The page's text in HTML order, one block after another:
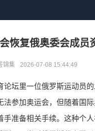
恢复俄奥委会成员
锦集 2026-07-08 15:44:49
论坛里一位俄罗斯运动员
法参加奥运会，但随着国
手准备相关手续。这种个